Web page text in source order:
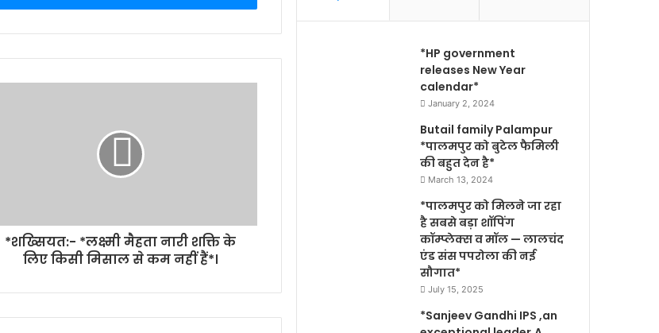
*शख्सियत:- *लक्ष्मी मैहता नारी शक्ति के
लिए किसी मिसाल से कम नहीं हैं*।
*HP government
releases New Year
calendar*
January 2, 2024
Butail family Palampur
*पालमपुर को बुटेल फैमिली
की बहुत देन है*
March 13, 2024
*पालमपुर को मिलने जा रहा
है सबसे बड़ा शॉपिंग
कॉम्प्लेक्स व मॉल — लालचंद
एंड संस पपरोला की नई
सौगात*
July 15, 2025
*Sanjeev Gandhi IPS ,an